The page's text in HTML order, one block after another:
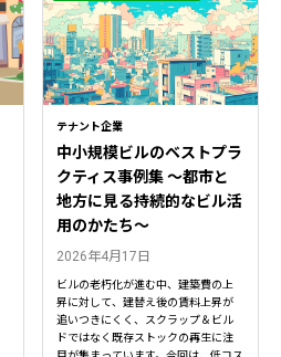
テナント企業
中小規模ビルのベストプラ
クティス事例集 ～都市と
地方に見る持続的なビル活
用のかたち～
2026年4月17日
ビルの老朽化が進む中、建築費の上
昇に対して、建替え後の賃料上昇が
追いつきにくく、スクラップ＆ビル
ドではなく既存ストックの再生に注